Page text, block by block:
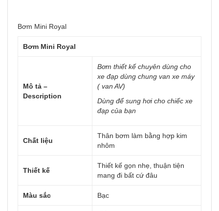
Bơm Mini Royal
Bơm Mini Royal
Mô tả –
Description
Bơm thiết kế chuyên dùng cho
xe đạp dùng chung van xe máy
( van AV)
Dùng để sung hơi cho chiếc xe
đạp của bạn
Chất liệu
Thân bơm làm bằng hợp kim
nhôm
Thiết kế
Thiết kế gọn nhẹ, thuận tiện
mang đi bất cứ đâu
Màu sắc Bạc